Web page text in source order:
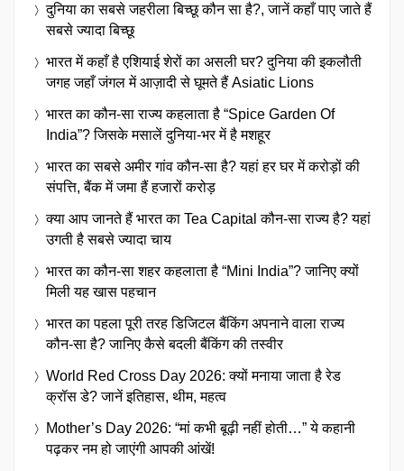
दुनिया का सबसे जहरीला बिच्छू कौन सा है?, जानें कहाँ पाए जाते हैं
सबसे ज्यादा बिच्छू
भारत में कहाँ है एशियाई शेरों का असली घर? दुनिया की इकलौती
जगह जहाँ जंगल में आज़ादी से घूमते हैं Asiatic Lions
भारत का कौन-सा राज्य कहलाता है “Spice Garden Of
India”? जिसके मसालें दुनिया-भर में है मशहूर
भारत का सबसे अमीर गांव कौन-सा है? यहां हर घर में करोड़ों की
संपत्ति, बैंक में जमा हैं हजारों करोड़
क्या आप जानते हैं भारत का Tea Capital कौन-सा राज्य है? यहां
उगती है सबसे ज्यादा चाय
भारत का कौन-सा शहर कहलाता है “Mini India”? जानिए क्यों
मिली यह खास पहचान
भारत का पहला पूरी तरह डिजिटल बैंकिंग अपनाने वाला राज्य
कौन-सा है? जानिए कैसे बदली बैंकिंग की तस्वीर
World Red Cross Day 2026: क्यों मनाया जाता है रेड
क्रॉस डे? जानें इतिहास, थीम, महत्व
Mother’s Day 2026: “मां कभी बूढ़ी नहीं होती…” ये कहानी
पढ़कर नम हो जाएंगी आपकी आंखें!